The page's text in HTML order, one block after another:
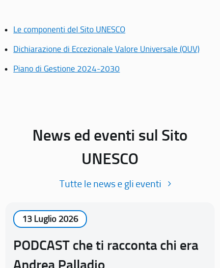
Le componenti del Sito UNESCO
Dichiarazione di Eccezionale Valore Universale (OUV)
Piano di Gestione 2024-2030
News ed eventi sul Sito
UNESCO
Tutte le news e gli eventi
13 Luglio 2026
PODCAST che ti racconta chi era